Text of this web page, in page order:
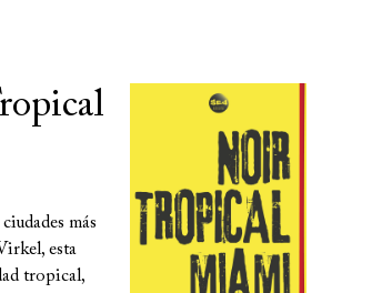
más
esta
tropical,